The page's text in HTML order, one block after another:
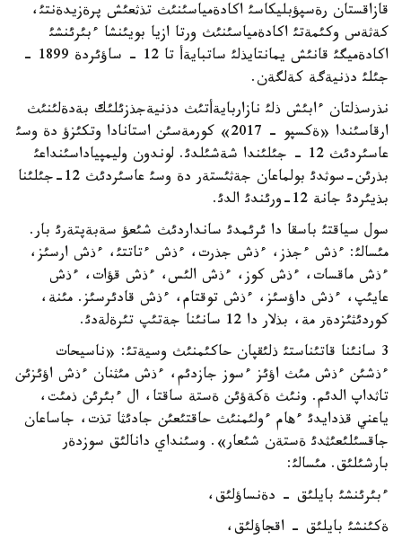
قازاقستان رةسپؤبليكاسئ اكادةمياسئنئث تذثعئش پرةزيدةنتئ،
كةثةس وكئمةتئ اكادةمياسئنئث ورتا ازيا بويئنشا ءبئرئنشئ
اكادةميگئ قانئش يمانتايذلئ ساتبايةأ تا 12 - ساؤئردة 1899 -
جئلئ دذنيةگة كةلگةن.
نذرسذلتان ءابئش ذلئ نازاربايةأتئث دذنيةجذزئلئك بةدةلئنئث
ارقاسئندا «ةكسپو - 2017» كورمةسئن استانادا وتكئزؤ دة وسئ
عاسئردئث 12 - جئلئندا شةشئلدئ. لوندون وليمپياداسئنداعئ
بذرئن-سوثدئ بولماعان جةثئستةر دة وسئ عاسئردئث 12-جئلئنا
بذيئردئ جانة 12-ورئندئ الدئ.
سول سياقتئ باسقا دا ئرئمدئ سانداردئث شئعؤ سةبةپتةرئ بار.
مئسالئ: ءذش ءجذز، ءذش جذرت، ءذش ءتاتتئ، ءذش ارسئز،
ءذش ماقسات، ءذش كوز، ءذش الئس، ءذش قؤات، ءذش
عايئپ، ءذش داؤسئز، ءذش توقتام، ءذش قادئرسئز. مئنة،
كوردئثئزدةر مة، بذلار دا 12 سانئنا جةتئپ تئرةلةدئ.
3 سانئنا قاتئناستئ ذلئقپان حاكئمنئث وسيةتئ: «ناسيحات
ءذشئن ءذش مئث اؤئز ءسوز جازدئم، ءذش مئثنان ءذش اؤئزئن
تاثداپ الدئم. ونئث ةكةؤئن ةستة ساقتا، ال ءبئرئن ذمئت،
ياعني قذدايدئ ءهام ءولئمنئث حاقتئعئن جادئثا تذت، جاساعان
جاقسئلئعئثدئ ةستةن شئعار». وسئنداي دانالئق سوزدةر
بارشئلئق. مئسالئ:
ءبئرئنشئ بايلئق - دةنساؤلئق،
ةكئنشئ بايلئق - اقجاؤلئق،